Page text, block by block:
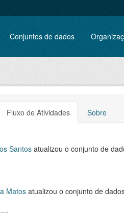
Conjuntos de dados
Fluxo de Atividades Sobre
Santos atualizou o conjunto de
Matosatualizou o conjunto de